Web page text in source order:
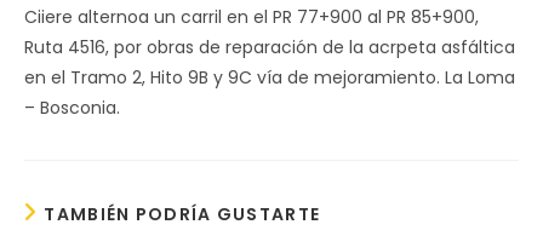
Ciiere alternoa un carril en el PR 77+900 al PR 85+900,
Ruta 4516, por obras de reparación de la acrpeta asfáltica
en el Tramo 2, Hito 9B y 9C vía de mejoramiento. La Loma
– Bosconia.
TAMBIÉN PODRÍA GUSTARTE